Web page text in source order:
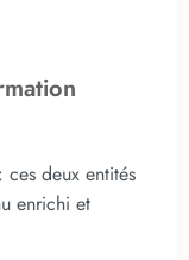
: ces deux entités
enrichi et